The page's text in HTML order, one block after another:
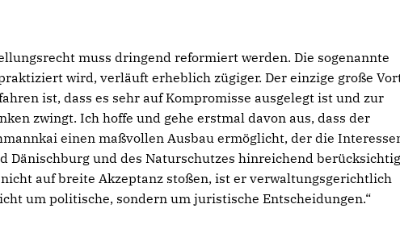
muss dringend reformiert werden. Die sogenannte
wird, verläuft erheblich zügiger. Der einzige große
ist, dass es sehr auf Kompromisse ausgelegt ist und zur
zwingt. Ich hoffe und gehe erstmal davon aus, dass der
einen maßvollen Ausbau ermöglicht, der die
Dänischburg und des Naturschutzes hinreichend
auf breite Akzeptanz stoßen, ist er verwaltungsgerichtlich
um politische, sondern um juristische Entscheidungen.“